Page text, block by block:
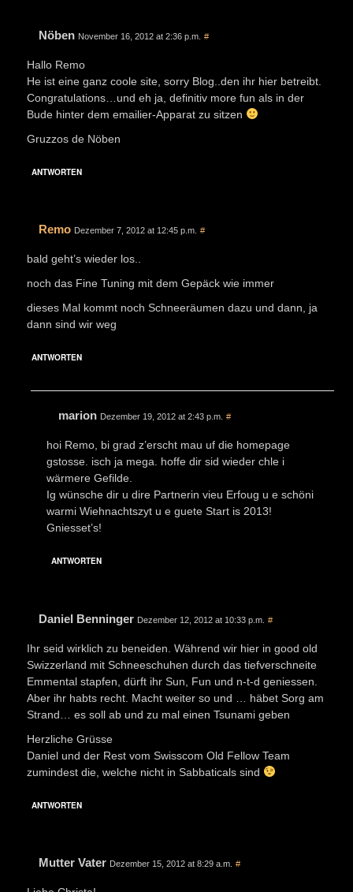
Nöben November 16, 2012 at 2:36 p.m. #
Hallo Remo
He ist eine ganz coole site, sorry Blog..den ihr hier betreibt.
Congratulations…und eh ja, definitiv more fun als in der
Bude hinter dem emailier-Apparat zu sitzen
Gruzzos de Nöben
ANTWORTEN
Remo Dezember 7, 2012 at 12:45 p.m. #
bald geht’s wieder los..
noch das Fine Tuning mit dem Gepäck wie immer
dieses Mal kommt noch Schneeräumen dazu und dann, ja
dann sind wir weg
ANTWORTEN
marion Dezember 19, 2012 at 2:43 p.m. #
hoi Remo, bi grad z’erscht mau uf die homepage
gstosse. isch ja mega. hoffe dir sid wieder chle i
wärmere Gefilde.
Ig wünsche dir u dire Partnerin vieu Erfoug u e schöni
warmi Wiehnachtszyt u e guete Start is 2013!
Gniesset’s!
ANTWORTEN
Daniel Benninger Dezember 12, 2012 at 10:33 p.m. #
Ihr seid wirklich zu beneiden. Während wir hier in good old
Swizzerland mit Schneeschuhen durch das tiefverschneite
Emmental stapfen, dürft ihr Sun, Fun und n-t-d geniessen.
Aber ihr habts recht. Macht weiter so und … häbet Sorg am
Strand… es soll ab und zu mal einen Tsunami geben
Herzliche Grüsse
Daniel und der Rest vom Swisscom Old Fellow Team
zumindest die, welche nicht in Sabbaticals sind
ANTWORTEN
Mutter Vater Dezember 15, 2012 at 8:29 a.m. #